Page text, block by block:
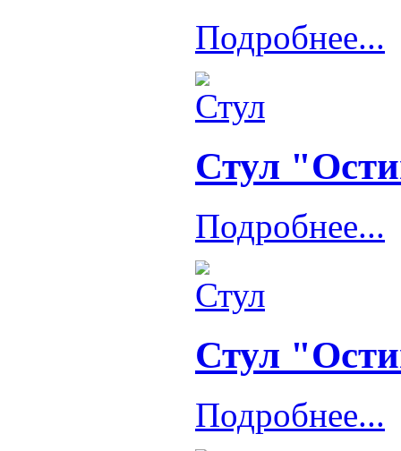
Подробнее...
Стул
Подробнее...
Стул
Подробнее...